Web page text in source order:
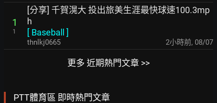
1
1
[分享] 千賀滉大 投出旅美生涯最快球速100.3mp
h
[ Baseball ]
thnlkj0665 2小時前, 08/07
更多 近期熱門文章 >>
PTT體育區 即時熱門文章